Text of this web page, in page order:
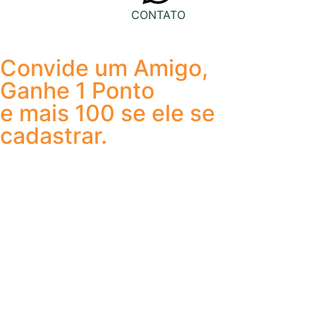
CONTATO
Convide um Amigo,
Ganhe 1 Ponto
e mais 100 se ele se
cadastrar.